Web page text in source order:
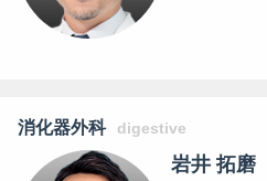
消化器外科 digestive
岩井 拓磨